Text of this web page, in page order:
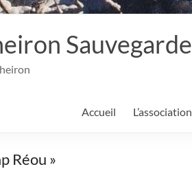
Sauvegarde
Accueil L’association
Réou »